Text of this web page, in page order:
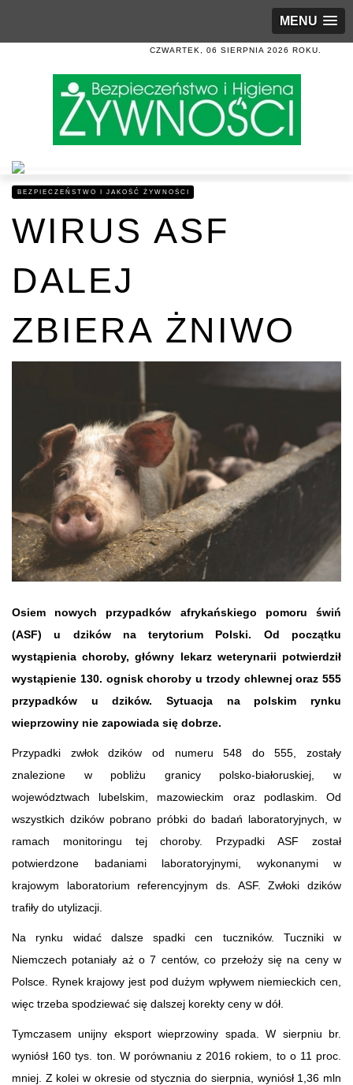
MENU
CZWARTEK, 06 SIERPNIA 2026 ROKU.
BEZPIECZEŃSTWO I JAKOŚĆ ŻYWNOŚCI
WIRUS ASF
DALEJ
ZBIERA ŻNIWO
Osiem nowych przypadków afrykańskiego pomoru świń
(ASF) u dzików na terytorium Polski. Od początku
wystąpienia choroby, główny lekarz weterynarii potwierdził
wystąpienie 130. ognisk choroby u trzody chlewnej oraz 555
przypadków u dzików. Sytuacja na polskim rynku
wieprzowiny nie zapowiada się dobrze.
Przypadki zwłok dzików od numeru 548 do 555, zostały
znalezione w pobliżu granicy polsko-białoruskiej, w
województwach lubelskim, mazowieckim oraz podlaskim. Od
wszystkich dzików pobrano próbki do badań laboratoryjnych, w
ramach monitoringu tej choroby. Przypadki ASF został
potwierdzone badaniami laboratoryjnymi, wykonanymi w
krajowym laboratorium referencyjnym ds. ASF. Zwłoki dzików
trafiły do utylizacji.
Na rynku widać dalsze spadki cen tuczników. Tuczniki w
Niemczech potaniały aż o 7 centów, co przełoży się na ceny w
Polsce. Rynek krajowy jest pod dużym wpływem niemieckich cen,
więc trzeba spodziewać się dalszej korekty ceny w dół.
Tymczasem unijny eksport wieprzowiny spada. W sierpniu br.
wyniósł 160 tys. ton. W porównaniu z 2016 rokiem, to o 11 proc.
mniej. Z kolei w okresie od stycznia do sierpnia, wyniósł 1,36 mln